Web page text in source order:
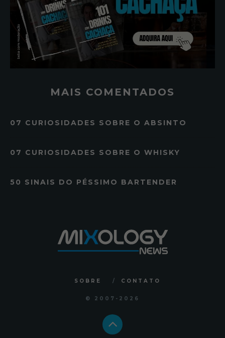
MAIS COMENTADOS
07 CURIOSIDADES SOBRE O ABSINTO
07 CURIOSIDADES SOBRE O WHISKY
50 SINAIS DO PÉSSIMO BARTENDER
SOBRE CONTATO
© 2007 -2026